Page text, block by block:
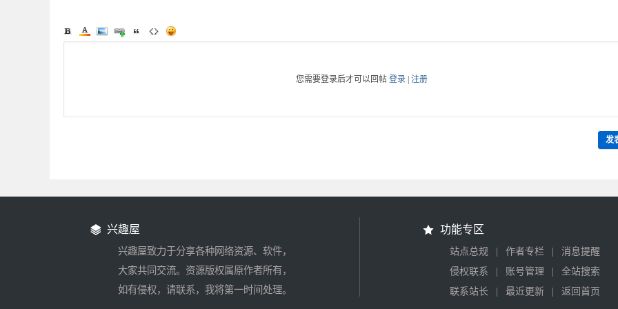
您需要登录后才可以回帖 登录 注册
发
兴趣屋
兴趣屋致力于分享各种网络资源、软件，
大家共同交流。资源版权属原作者所有，
如有侵权，请联系，我将第一时间处理。
功能专区
站点总规 | 作者专栏 |
消息提醒
侵权联系
| 账号管理 |
全站搜索
联系站长
| 最近更新 | 返回首页